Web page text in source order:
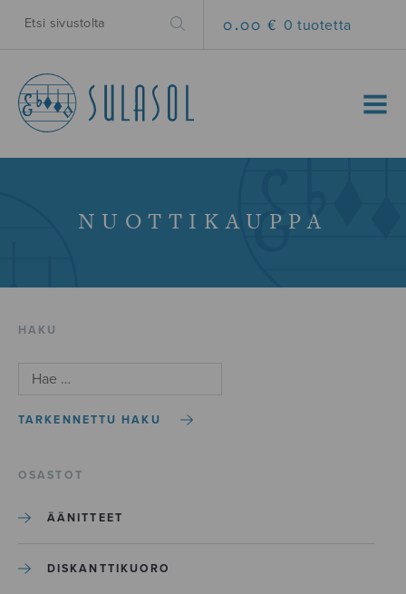
0.00 € 0 tuotetta
MENU
NUOTTIKAUPPA
HAKU
TARKENNETTU HAKU
OSASTOT
ÄÄNITTEET
DISKANTTIKUORO